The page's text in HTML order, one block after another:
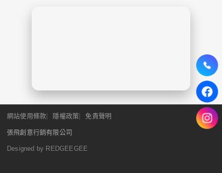
網站使用條款 隱權政策 免責聲明
張飛創意行銷有限公司
Designed by REDGEEGEE